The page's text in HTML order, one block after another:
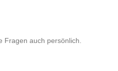
Fragen auch persönlich.